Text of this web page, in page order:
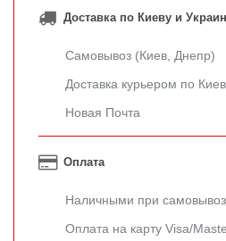
Доставка по Киеву и
Самовывоз (Киев, Днепр)
Доставка курьером по
Новая Почта
Оплата
Наличными при
Оплата на карту Visa/